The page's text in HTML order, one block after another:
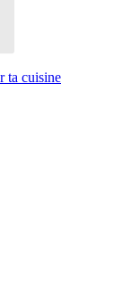
ta cuisine